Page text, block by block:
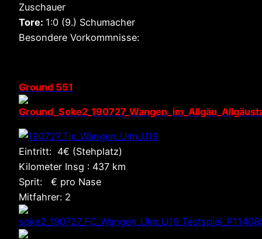
Zuschauer
Tore: 1:0 (9.) Schumacher
Besondere Vorkommnisse:
Ground 551
Eintritt: 4€ (Stehplatz)
Kilometer Insg : 437 km
Sprit: € pro Nase
Mitfahrer: 2